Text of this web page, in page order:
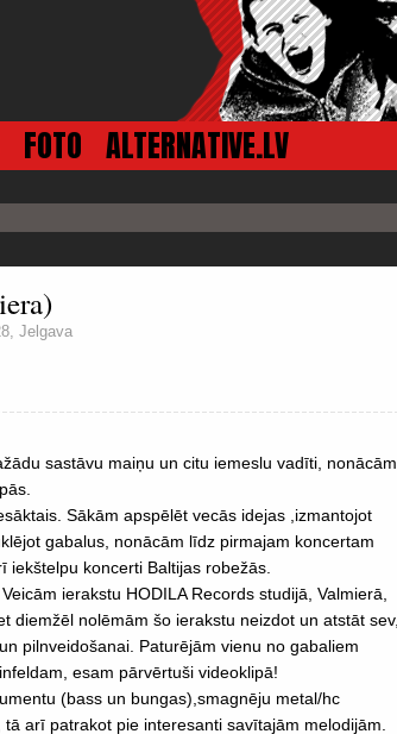
FOTO ALTERNATIVE.LV
Jelgava
sastāvu maiņu un citu iemeslu vadīti, nonācām
Sākām apspēlēt vecās idejas ,izmantojot
gabalus, nonācām līdz pirmajam koncertam
iekštelpu koncerti Baltijas robežās.
ierakstu HODILA Records studijā, Valmierā,
diemžēl nolēmām šo ierakstu neizdot un atstāt sev,
pilnveidošanai. Paturējām vienu no gabaliem
esam pārvērtuši videoklipā!
(bass un bungas),smagnēju metal/hc
arī patrakot pie interesanti savītajām melodijām.